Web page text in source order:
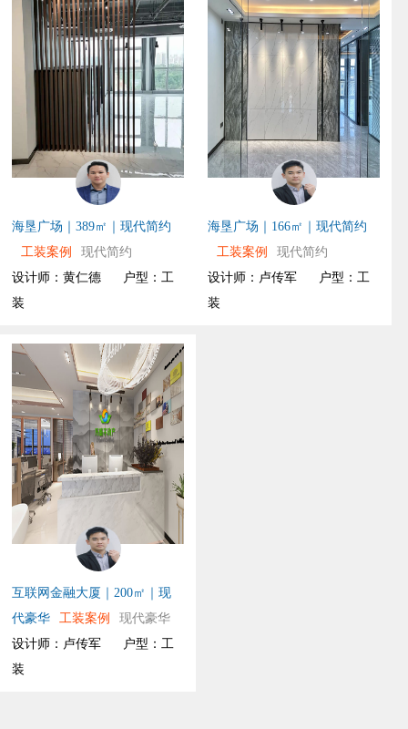
海垦广场｜389㎡｜现代简约
工装案例
现代简约
设计师：黄仁德
户型：工
装
海垦广场｜166㎡｜现代简约
工装案例
现代简约
设计师：卢传军
户型：工
装
互联网金融大厦｜200㎡｜现
代豪华
工装案例
现代豪华
设计师：卢传军
户型：工
装